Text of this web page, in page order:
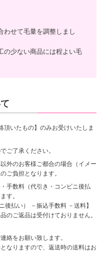
わせて毛量を調整しまし
の少ない商品には程よい毛
いたもの】のみお受けいたしま
ご了承ください。
外のお客様ご都合の場合（イメー
ご負担となります。
手数料（代引き・コンビニ後払
す。
後払い） －振込手数料 －送料】
のご返品は受付けておりません。
絡をお願い致します。
なりますので、返送時の送料はお